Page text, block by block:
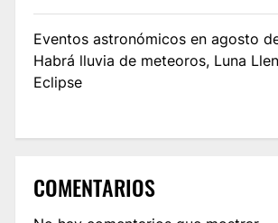
Eventos astronómicos en agosto
Habrá lluvia de meteoros, Luna
Eclipse
COMENTARIOS